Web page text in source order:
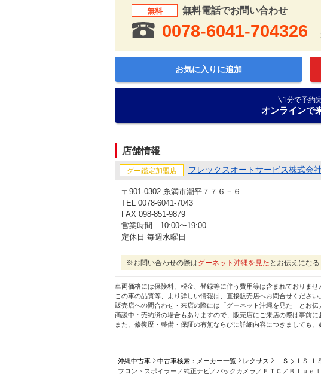
無料 無料電話でお問い合わせ
0078-6041-704326
お気に入りに追加
1分で予約
オンラインで
店舗情報
グー鑑定加盟店 フレックスオートサービス株式会社
〒901-0302 糸満市潮平７７６－６
TEL 0078-6041-7043
FAX 098-851-9879
営業時間 10:00〜19:00
定休日 毎週水曜日
※お問い合わせの際はグーネット沖縄を見た とお伝えにな
車両価格には保険料、税金、登録等に伴う費用等は含まれておりませ
この車の品質等、より詳しい情報は、直接販売店へお問合せください。
販売店への問合わせ・来店の際には「グーネット沖縄を見た」とお伝
商談中・売約済の場合もありますので、販売店にご来店の際は事前
また、修復歴・整備・保証の有無ならびに詳細内容につきましても
沖縄中古車 中古車検索：メーカー一覧 レクサス ＩＳ
ＩＳ
フロントスポイラー／純正ナビ／バックカメラ／ＥＴＣ／Ｂｌｕｅ